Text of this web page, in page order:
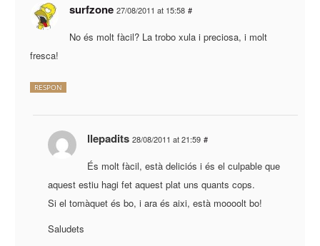
surfzone 27/08/2011 at 15:58 #
No és molt fàcil? La trobo xula i preciosa, i molt
fresca!
RESPON
llepadits 28/08/2011 at 21:59 #
És molt fàcil, està deliciós i és el culpable que
aquest estiu hagi fet aquest plat uns quants cops.
Si el tomàquet és bo, i ara és aixi, està moooolt bo!
Saludets